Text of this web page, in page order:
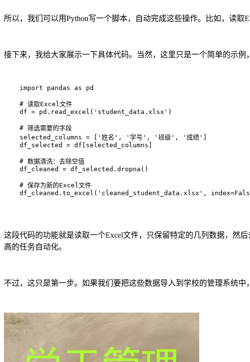
所以，我们可以用Python写一个脚本，自动完成这些操作。比如，读
接下来，我给大家展示一下具体代码。当然，这里只是一个简单的示例
    import pandas as pd
    # 读取Excel文件
    df = pd.read_excel('student_data.xlsx')
    # 筛选需要的字段
    selected_columns = ['姓名', '学号', '班级', '成绩']
    df_selected = df[selected_columns]
    # 数据清洗：去除空值
    df_cleaned = df_selected.dropna()
    # 保存为新的Excel文件
df_cleaned.to_excel('cleaned_student_data.xlsx',
这段代码的功能就是读取一个Excel文件，只保留特定的几列数据，然
高的任务自动化。
不过，这只是第一步。如果我们要把这些数据导入到学校的管理系统